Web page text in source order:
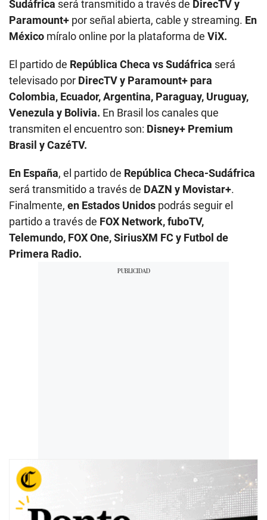
Sudáfrica será transmitido a través de DirecTV y
Paramount+ por señal abierta, cable y streaming. En
México míralo online por la plataforma de ViX.
El partido de República Checa vs Sudáfrica será
televisado por DirecTV y Paramount+ para
Colombia, Ecuador, Argentina, Paraguay, Uruguay,
Venezula y Bolivia. En Brasil los canales que
transmiten el encuentro son: Disney+ Premium
Brasil y CazéTV.
En España, el partido de República Checa-Sudáfrica
será transmitido a través de DAZN y Movistar+.
Finalmente, en Estados Unidos podrás seguir el
partido a través de FOX Network, fuboTV,
Telemundo, FOX One, SiriusXM FC y Futbol de
Primera Radio.